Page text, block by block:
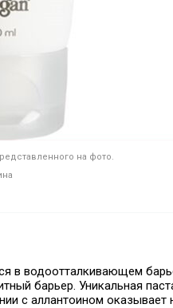
на фото.
в водоотталкивающем
барьер. Уникальная
с аллантоином оказывает